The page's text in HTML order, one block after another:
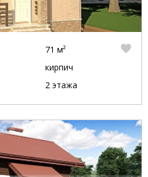
71 м²
кирпич
2 этажа